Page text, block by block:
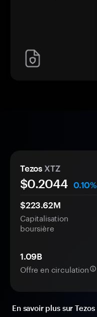
Tezos XTZ
$0.2044
0.10%
$223.62M
Capitalisation
boursière
1.09B
Offre en circulation
En savoir plus sur Tezos